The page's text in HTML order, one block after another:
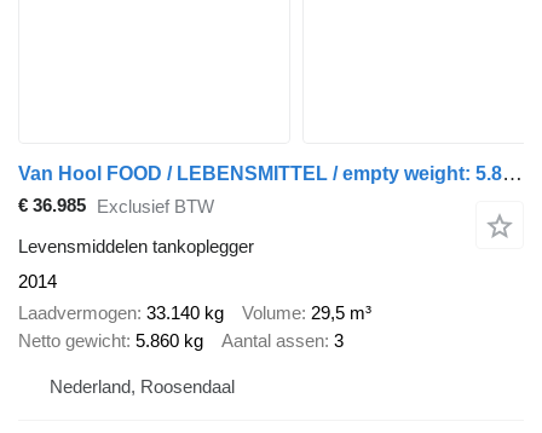
Van Hool FOOD / LEBENSMITTEL / empty weight: 5.860kg / 29.500L / 1-comp.+
€ 36.985
Exclusief BTW
Levensmiddelen tankoplegger
2014
Laadvermogen 33.140 kg Volume 29,5 m³
Netto gewicht 5.860 kg Aantal assen 3
Nederland, Roosendaal